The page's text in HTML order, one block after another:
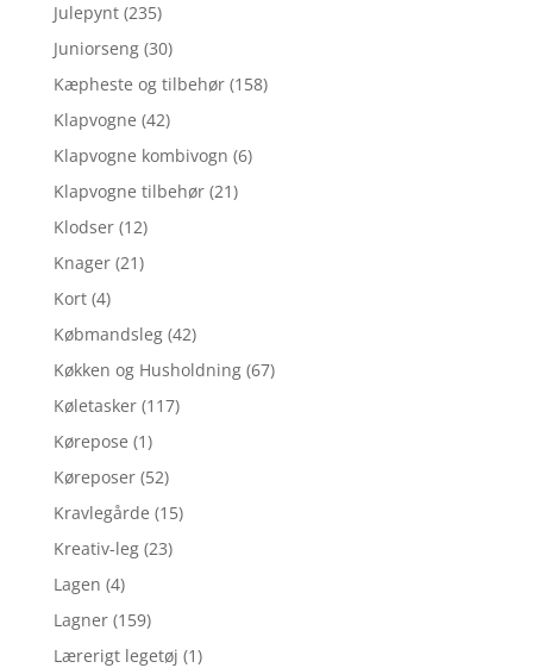
Julepynt (235)
Juniorseng (30)
Kæpheste og tilbehør (158)
Klapvogne (42)
Klapvogne kombivogn (6)
Klapvogne tilbehør (21)
Klodser (12)
Knager (21)
Kort (4)
Købmandsleg (42)
Køkken og Husholdning (67)
Køletasker (117)
Kørepose (1)
Køreposer (52)
Kravlegårde (15)
Kreativ-leg (23)
Lagen (4)
Lagner (159)
Lærerigt legetøj (1)